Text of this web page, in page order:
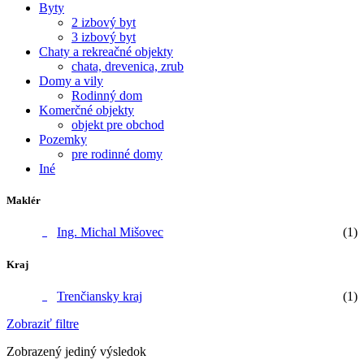
Byty
2 izbový byt
3 izbový byt
Chaty a rekreačné objekty
chata, drevenica, zrub
Domy a vily
Rodinný dom
Komerčné objekty
objekt pre obchod
Pozemky
pre rodinné domy
Iné
Maklér
Ing. Michal Mišovec (1)
Kraj
Trenčiansky kraj
(1)
Zobraziť filtre
Zobrazený jediný výsledok